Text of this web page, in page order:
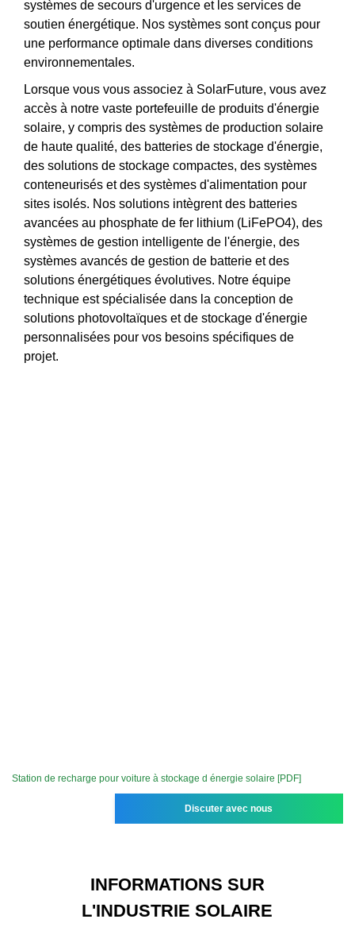
systèmes de secours d'urgence et les services de
soutien énergétique. Nos systèmes sont conçus pour
une performance optimale dans diverses conditions
environnementales.
Lorsque vous vous associez à SolarFuture, vous avez
accès à notre vaste portefeuille de produits d'énergie
solaire, y compris des systèmes de production solaire
de haute qualité, des batteries de stockage d'énergie,
des solutions de stockage compactes, des systèmes
conteneurisés et des systèmes d'alimentation pour
sites isolés. Nos solutions intègrent des batteries
avancées au phosphate de fer lithium (LiFePO4), des
systèmes de gestion intelligente de l'énergie, des
systèmes avancés de gestion de batterie et des
solutions énergétiques évolutives. Notre équipe
technique est spécialisée dans la conception de
solutions photovoltaïques et de stockage d'énergie
personnalisées pour vos besoins spécifiques de
projet.
Station de recharge pour voiture à stockage d énergie solaire [PDF]
Discuter avec nous
INFORMATIONS SUR
L'INDUSTRIE SOLAIRE